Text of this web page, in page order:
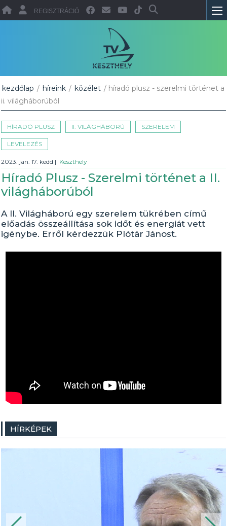
REGISZTRÁCIÓ
kezdőlap / híreink / közélet / híradó plusz - szerelmi történet a
ii. világháborúból
HÍRADÓ PLUSZ II. VILÁGHÁBORÚ SZERELEM
LEVELEZÉS
2023. jan. 17. kedd | Keszthely
Híradó Plusz - Szerelmi történet a II.
világháborúból
A II. Világháború egy szerelem tükrében című
előadás összeállítása sok időt és energiát vett
igénybe. Erről kérdezzük Plótár Jánost.
HÍRKÉPEK